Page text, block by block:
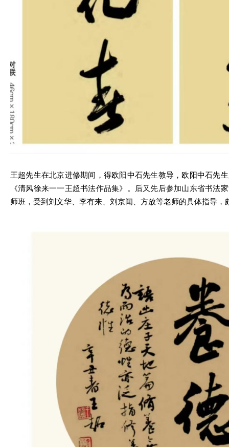
王超先生在北京进修期间，得欧阳中石先生教导，欧阳中石先
《清风徐来一一王超书法作品集》。后又先后参加山东省书法
师班，受到刘文华、李有来、刘京闻、方放等老师的具体指导，